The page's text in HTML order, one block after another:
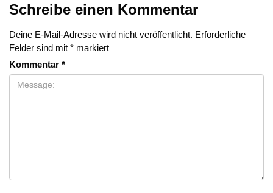
Schreibe einen Kommentar
Deine E-Mail-Adresse wird nicht veröffentlicht. Erforderliche
Felder sind mit * markiert
Kommentar *